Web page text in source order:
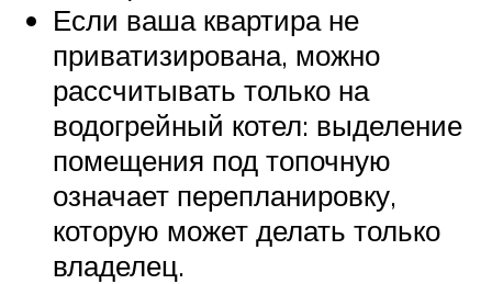
Если ваша квартира не
приватизирована, можно
рассчитывать только на
водогрейный котел: выделение
помещения под топочную
означает перепланировку,
которую может делать только
владелец.